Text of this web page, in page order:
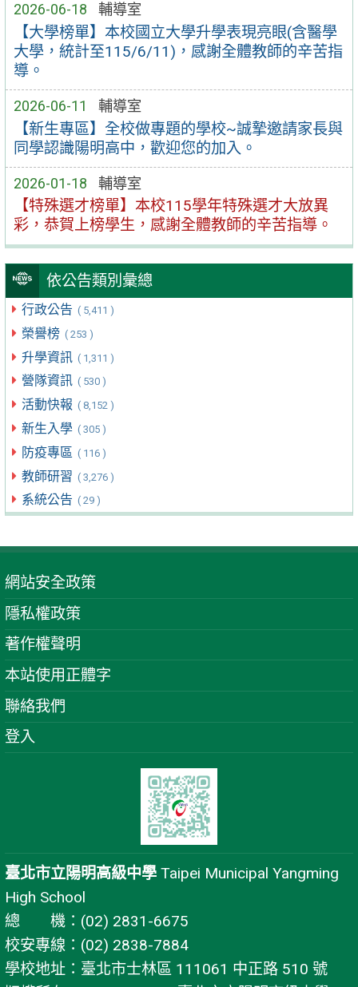
2026-06-18 輔導室
【大學榜單】本校國立大學升學表現亮眼(含醫學
大學，統計至115/6/11)，感謝全體教師的辛苦指
導。
2026-06-11 輔導室
【新生專區】全校做專題的學校~誠摯邀請家長與
同學認識陽明高中，歡迎您的加入。
2026-01-18 輔導室
【特殊選才榜單】本校115學年特殊選才大放異
彩，恭賀上榜學生，感謝全體教師的辛苦指導。
依公告類別彙總
行政公告 ( 5,411 )
榮譽榜 ( 253 )
升學資訊 ( 1,311 )
營隊資訊 ( 530 )
活動快報 ( 8,152 )
新生入學 ( 305 )
防疫專區 ( 116 )
教師研習 ( 3,276 )
系統公告 ( 29 )
網站安全政策
隱私權政策
著作權聲明
本站使用正體字
聯絡我們
登入
臺北市立陽明高級中學 Taipei Municipal Yangming
High School
總 機：(02) 2831-6675
校安專線：(02) 2838-7884
學校地址：臺北市士林區 111061 中正路 510 號